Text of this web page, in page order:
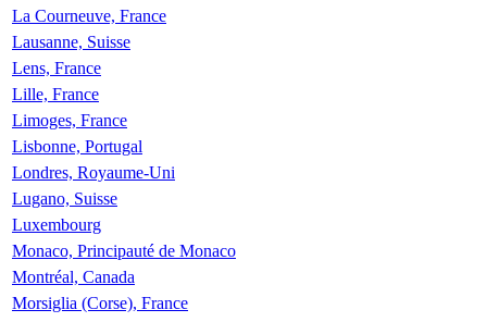
La Courneuve, France
Lausanne, Suisse
Lens, France
Lille, France
Limoges, France
Lisbonne, Portugal
Londres, Royaume-Uni
Lugano, Suisse
Luxembourg
Monaco, Principauté de Monaco
Montréal, Canada
Morsiglia (Corse), France